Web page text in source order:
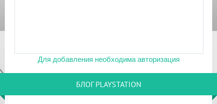
Для добавления необходима авторизация
БЛОГ PLAYSTATION